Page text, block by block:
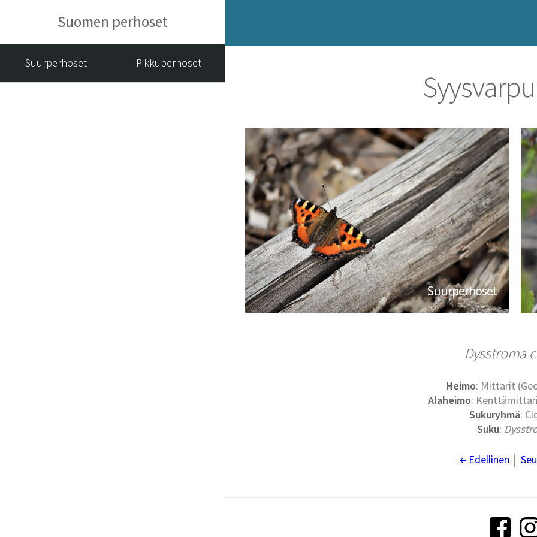
Suomen perhoset
Suurperhoset Pikkuperhoset
Suurperhoset
Dysstroma
Heimo: Mittarit
Alaheimo:
Sukuryhmä:
Suku:
← Edellinen